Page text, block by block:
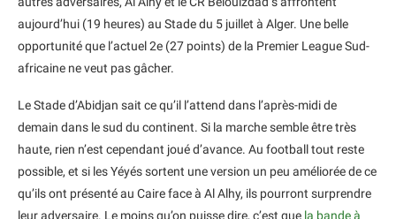
aujourd’hui (19 heures) au Stade du 5 juillet à Alger. Une belle
opportunité que l’actuel 2e (27 points) de la Premier League Sud-
africaine ne veut pas gâcher.
Le Stade d’Abidjan sait ce qu’il l’attend dans l’après-midi de
demain dans le sud du continent. Si la marche semble être très
haute, rien n’est cependant joué d’avance. Au football tout reste
possible, et si les Yéyés sortent une version un peu améliorée de ce
qu’ils ont présenté au Caire face à Al Alhy, ils pourront surprendre
leur adversaire. Le moins qu’on puisse dire, c’est que la bande à